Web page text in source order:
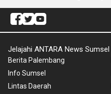
Jelajahi ANTARA News Sumsel
Berita Palembang
Info Sumsel
Lintas Daerah